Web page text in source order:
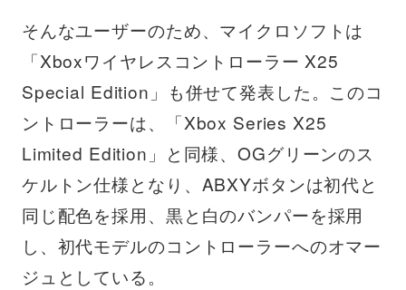
そんなユーザーのため、マイクロソフトは
「Xboxワイヤレスコントローラー X25
Special Edition」も併せて発表した。このコ
ントローラーは、「Xbox Series X25
Limited Edition」と同様、OGグリーンのス
ケルトン仕様となり、ABXYボタンは初代と
同じ配色を採用、黒と白のバンパーを採用
し、初代モデルのコントローラーへのオマー
ジュとしている。